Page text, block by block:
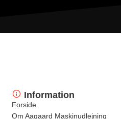
Information
Forside
Om Aagaard Maskinudlejning